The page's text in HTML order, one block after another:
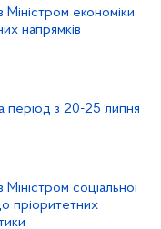
Міністром економіки
напрямків
період з 20-25 липня
Міністром соціальної
пріоритетних